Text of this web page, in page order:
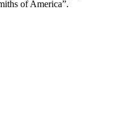
of America”.